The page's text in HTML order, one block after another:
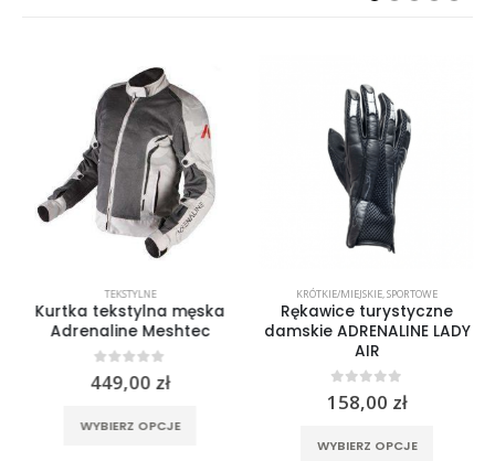
TEKSTYLNE
Kurtka tekstylna męska
Adrenaline Meshtec
0 out of 5
449,00 zł
WYBIERZ OPCJE
KRÓTKIE/MIEJSKIE,SPORTOWE
Rękawice turystyczne
damskie ADRENALINE LADY
AIR
0out of 5
158,00 zł
WYBIERZ OPCJE